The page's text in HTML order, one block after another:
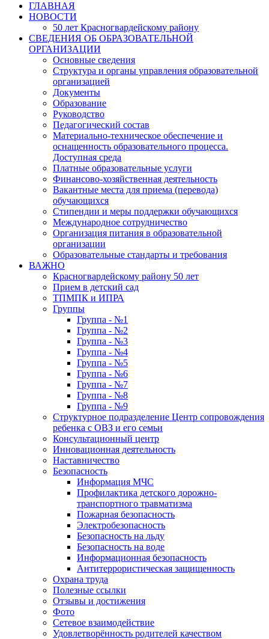
ГЛАВНАЯ
НОВОСТИ
50 лет Красногвардейскому району
СВЕДЕНИЯ ОБ ОБРАЗОВАТЕЛЬНОЙ
ОРГАНИЗАЦИИ
Основные сведения
Структура и органы управления образовательной
организацией
Документы
Образование
Руководство
Педагогический состав
Материально-техническое обеспечение и
оснащенность образовательного процесса.
Доступная среда
Платные образовательные услуги
Финансово-хозяйственная деятельность
Вакантные места для приема (перевода)
обучающихся
Стипендии и меры поддержки обучающихся
Международное сотрудничество
Организация питания в образовательной
организации
Образовательные стандарты и требования
ВАЖНО
Красногвардейскому району 50 лет
Прием в детский сад
ТПМПК и ИПРА
Группы
Группа - №1
Группа - №2
Группа - №3
Группа - №4
Группа - №5
Группа - №6
Группа - №7
Группа - №8
Группа - №9
Структурное подразделение Центр сопровождения
ребенка с ОВЗ и его семьи
Консультационный центр
Инновационная деятельность
Наставничество
Безопасность
Информация МЧС
Профилактика детского дорожно-
транспортного травматизма
Пожарная безопасность
Электробезопасность
Безопасность на льду
Безопасность на воде
Информационная безопасность
Антитеррористическая защищенность
Охрана труда
Полезные ссылки
Отзывы и достижения
Фото
Сетевое взаимодействие
Удовлетворённость родителей качеством